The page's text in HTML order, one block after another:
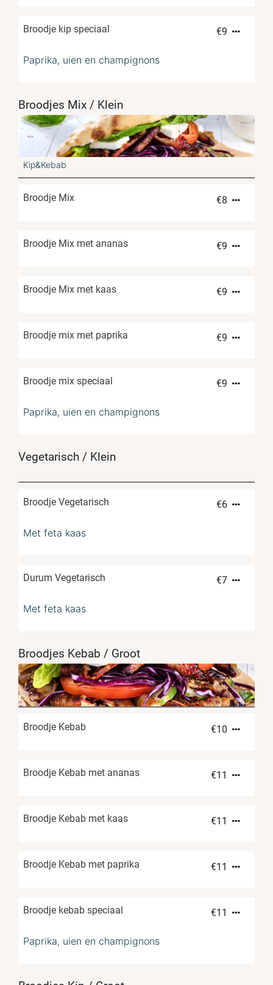
Broodje kip speciaal €9
Paprika, uien en champignons
Broodjes Mix / Klein
Kip&Kebab
Broodje Mix €8
Broodje Mix met ananas €9
Broodje Mix met kaas €9
Broodje mix met paprika €9
Broodje mix speciaal €9
Paprika, uien en champignons
Vegetarisch / Klein
Broodje Vegetarisch €6
Met feta kaas
Durum Vegetarisch €7
Met feta kaas
Broodjes Kebab / Groot
Broodje Kebab €10
Broodje Kebab met ananas €11
Broodje Kebab met kaas €11
Broodje Kebab met paprika €11
Broodje kebab speciaal €11
Paprika, uien en champignons